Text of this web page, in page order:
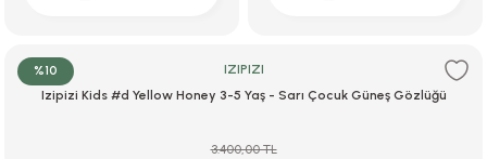
%10
IZIPIZI
Izipizi Kids #d Yellow Honey 3-5 Yaş - Sarı Çocuk Güneş Gözlüğü
3.400,00 TL